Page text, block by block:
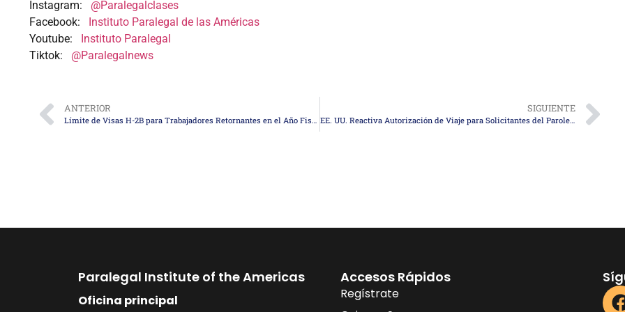
Instagram: @Paralegalclases
Facebook:
Instituto Paralegal de las Américas
Youtube:
Instituto Paralegal
Tiktok: @Paralegalnews
ANTERIOR
Límite de Visas H-2B para Trabajadores Retornantes en el Año Fiscal 2025
SIGUIENTE
EE. UU. Reactiva Autorización de Viaje para Solicitantes del Parole Humanitario
Paralegal Institute of the Americas
Oficina principal
Accesos Rápidos
Regístrate